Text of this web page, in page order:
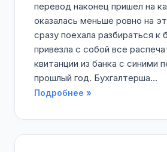
перевод наконец пришел на
оказалась меньше ровно на
сразу поехала разбираться к
привезла с собой все
квитанции из банка с синими
прошлый год. Бухгалтерша...
Подробнее »